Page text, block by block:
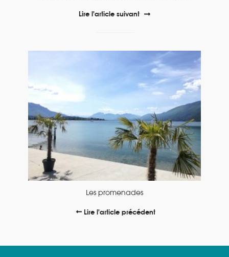
Lire l'article suivant
Les promenades
Lire l'article précédent